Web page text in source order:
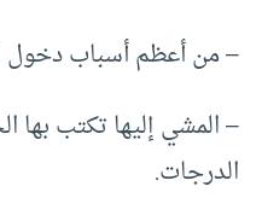
– من أعظم أسباب دخول
– المشي إليها تكتب بها
الدرجات.